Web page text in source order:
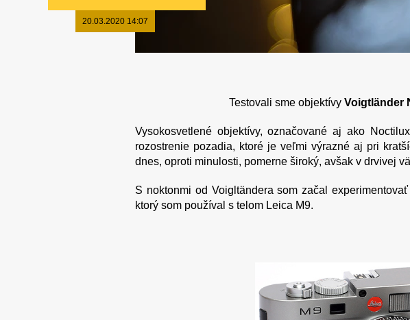
20.03.2020 14:07
Testovali sme objektívy Voigtländer
Vysokosvetlené objektívy, označované aj ako
rozostrenie pozadia, ktoré je veľmi výrazné aj pri
dnes, oproti minulosti, pomerne široký, avšak v drvivej
S noktonmi od Voigltändera som začal
ktorý som používal s telom Leica M9.